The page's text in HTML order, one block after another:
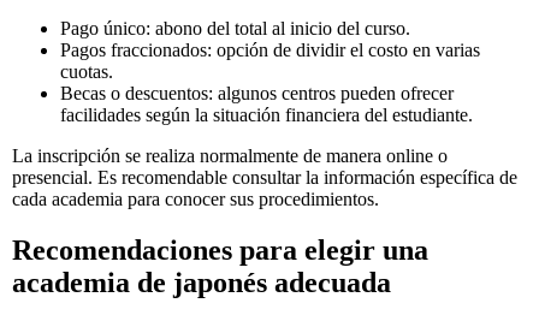
Pago único: abono del total al inicio del curso.
Pagos fraccionados: opción de dividir el costo en varias
cuotas.
Becas o descuentos: algunos centros pueden ofrecer
facilidades según la situación financiera del estudiante.
La inscripción se realiza normalmente de manera online o
presencial. Es recomendable consultar la información específica de
cada academia para conocer sus procedimientos.
Recomendaciones para elegir una
academia de japonés adecuada